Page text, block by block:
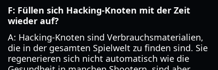
F: Füllen sich Hacking-Knoten mit der Zeit
wieder auf?
A: Hacking-Knoten sind Verbrauchsmaterialien,
die in der gesamten Spielwelt zu finden sind. Sie
regenerieren sich nicht automatisch wie die